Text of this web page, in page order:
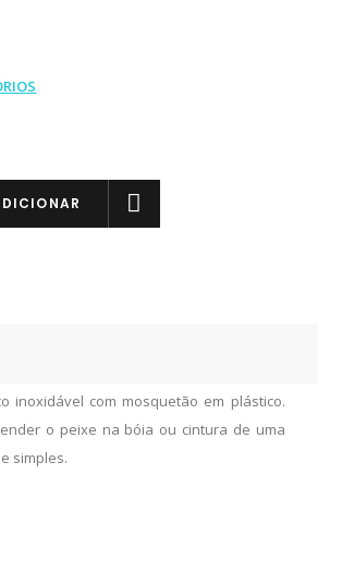
inoxidável com mosquetão em plástico.
o peixe na bóia ou cintura de uma
simples.